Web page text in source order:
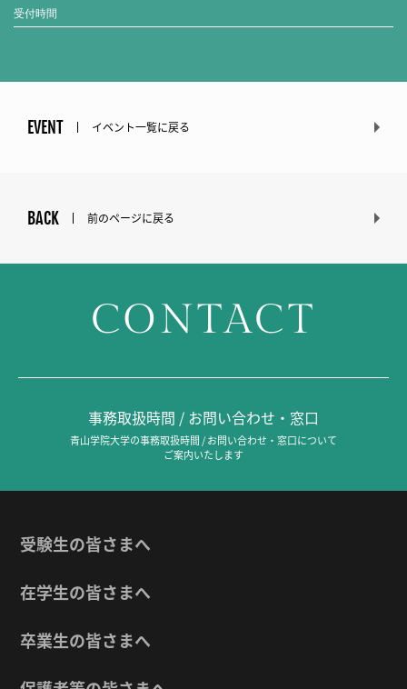
受付時間
EVENT イベント一覧に戻る
BACK 前のページに戻る
CONTACT
事務取扱時間 / お問い合わせ・窓口
青山学院大学の事務取扱時間 / お問い合わせ・窓口について
ご案内いたします
受験生の皆さまへ
在学生の皆さまへ
卒業生の皆さまへ